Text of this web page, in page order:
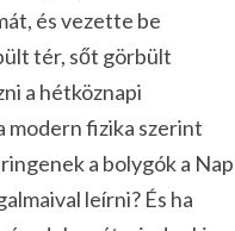
és vezette be
tér, sőt görbült
a hétköznapi
modern fizika szerint
a bolygók a Nap
leírni? És ha